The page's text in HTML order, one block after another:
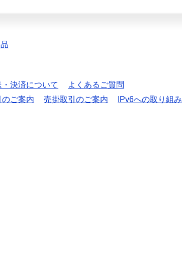
・決済について
よくあるご質問
ご案内 売掛取引のご案内
IPv6への取り組み